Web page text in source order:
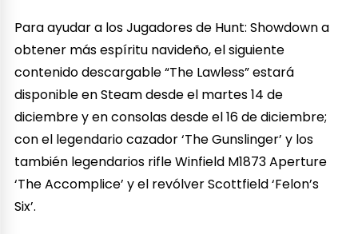
Para ayudar a los Jugadores de Hunt: Showdown a
obtener más espíritu navideño, el siguiente
contenido descargable “The Lawless” estará
disponible en Steam desde el martes 14 de
diciembre y en consolas desde el 16 de diciembre;
con el legendario cazador ‘The Gunslinger’ y los
también legendarios rifle Winfield M1873 Aperture
‘The Accomplice’ y el revólver Scottfield ‘Felon’s
Six’.